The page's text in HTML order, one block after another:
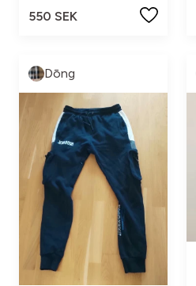
550 SEK
Dōng